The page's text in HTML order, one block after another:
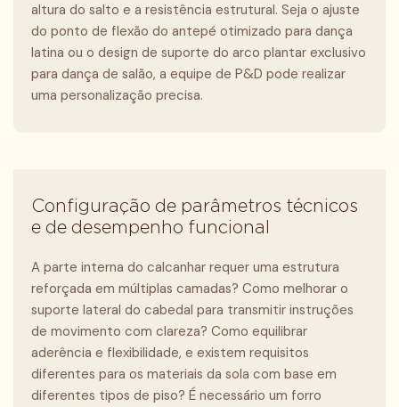
altura do salto e a resistência estrutural. Seja o ajuste
do ponto de flexão do antepé otimizado para dança
latina ou o design de suporte do arco plantar exclusivo
para dança de salão, a equipe de P&D pode realizar
uma personalização precisa.
Configuração de parâmetros técnicos
e de desempenho funcional
A parte interna do calcanhar requer uma estrutura
reforçada em múltiplas camadas? Como melhorar o
suporte lateral do cabedal para transmitir instruções
de movimento com clareza? Como equilibrar
aderência e flexibilidade, e existem requisitos
diferentes para os materiais da sola com base em
diferentes tipos de piso? É necessário um forro